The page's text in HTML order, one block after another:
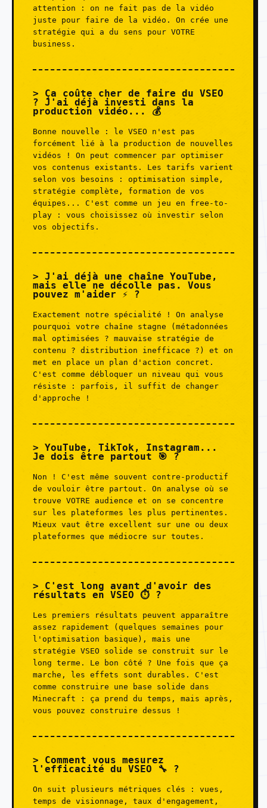
attention : on ne fait pas de la vidéo
juste pour faire de la vidéo. On crée une
stratégie qui a du sens pour VOTRE
business.
Ça coûte cher de faire du VSEO
? J'ai déjà investi dans la
production vidéo... 💰
Bonne nouvelle : le VSEO n'est pas
forcément lié à la production de nouvelles
vidéos ! On peut commencer par optimiser
vos contenus existants. Les tarifs varient
selon vos besoins : optimisation simple,
stratégie complète, formation de vos
équipes... C'est comme un jeu en free-to-
play : vous choisissez où investir selon
vos objectifs.
J'ai déjà une chaîne YouTube,
mais elle ne décolle pas. Vous
pouvez m'aider ⚡ ?
Exactement notre spécialité ! On analyse
pourquoi votre chaîne stagne (métadonnées
mal optimisées ? mauvaise stratégie de
contenu ? distribution inefficace ?) et on
met en place un plan d'action concret.
C'est comme débloquer un niveau qui vous
résiste : parfois, il suffit de changer
d'approche !
YouTube, TikTok, Instagram...
Je dois être partout 🎯 ?
Non ! C'est même souvent contre-productif
de vouloir être partout. On analyse où se
trouve VOTRE audience et on se concentre
sur les plateformes les plus pertinentes.
Mieux vaut être excellent sur une ou deux
plateformes que médiocre sur toutes.
C'est long avant d'avoir des
résultats en VSEO ⏱️ ?
Les premiers résultats peuvent apparaître
assez rapidement (quelques semaines pour
l'optimisation basique), mais une
stratégie VSEO solide se construit sur le
long terme. Le bon côté ? Une fois que ça
marche, les effets sont durables. C'est
comme construire une base solide dans
Minecraft : ça prend du temps, mais après,
vous pouvez construire dessus !
Comment vous mesurez
l'efficacité du VSEO 🔧 ?
On suit plusieurs métriques clés : vues,
temps de visionnage, taux d'engagement,